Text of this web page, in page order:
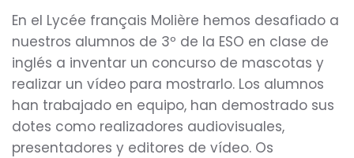
En el Lycée français Molière hemos desafiado a
nuestros alumnos de 3º de la ESO en clase de
inglés a inventar un concurso de mascotas y
realizar un vídeo para mostrarlo. Los alumnos
han trabajado en equipo, han demostrado sus
dotes como realizadores audiovisuales,
presentadores y editores de vídeo. Os